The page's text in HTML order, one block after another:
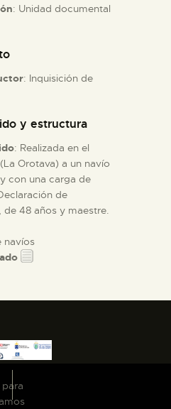
: Unidad documental
: Inquisición de
y estructura
: Realizada en el
Orotava) a un navío
con una carga de
de
de 48 años y maestre.
navíos